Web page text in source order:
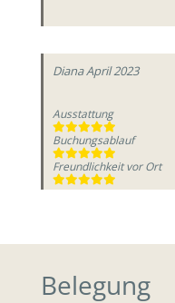
Diana April 2023
Ausstattung
Buchungsablauf
Freundlichkeit vor Ort
Belegung